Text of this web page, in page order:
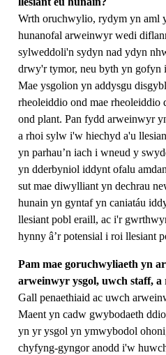
Wrth oruchwylio, rydym yn aml
hunanofal arweinwyr wedi
sylweddoli'n sydyn nad ydyn
drwy'r tymor, neu byth yn gofyn
Mae ysgolion yn addysgu
rheoleiddio ond mae rheoleiddio
ond plant. Pan fydd arweinwyr
a rhoi sylw i'w hiechyd a'u
yn parhau’n iach i wneud y
yn dderbyniol iddynt ofalu
sut mae diwylliant yn dechrau
hunain yn gyntaf yn caniatáu
llesiant pobl eraill, ac i'r
hynny â’r potensial i roi llesiant
Pam mae goruchwyliaeth yn
arweinwyr ysgol, uwch staff, a
Gall penaethiaid ac uwch
Maent yn cadw gwybodaeth
yn yr ysgol yn ymwybodol
chyfyng-gyngor anodd i'w